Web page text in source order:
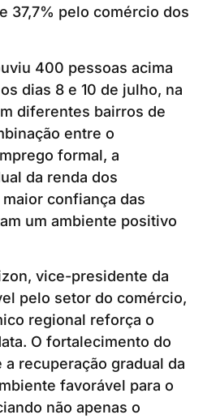
37,7% pelo comércio dos
400 pessoas acima
dias 8 e 10 de julho, na
diferentes bairros de
entre o
formal, a
da renda dos
confiança das
um ambiente positivo
vice-presidente da
pelo setor do comércio,
regional reforça o
O fortalecimento do
recuperação gradual da
favorável para o
não apenas o